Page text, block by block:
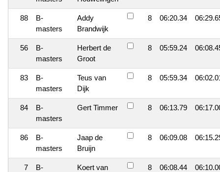
88
B-
masters
Addy
Brandwijk
8 06:20.34
56
B-
masters
Herbert de
Groot
8 05:59.24
83
B-
masters
Teus van
Dijk
8 05:59.34
84
B-
masters
Gert Timmer 8 06:13.79
86
B-
masters
Jaap de
Bruijn
8 06:09.08
7
B-
Koert van
8 06:08.44